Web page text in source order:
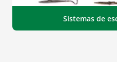
Sistemas de